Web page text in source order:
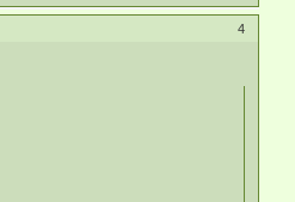
4